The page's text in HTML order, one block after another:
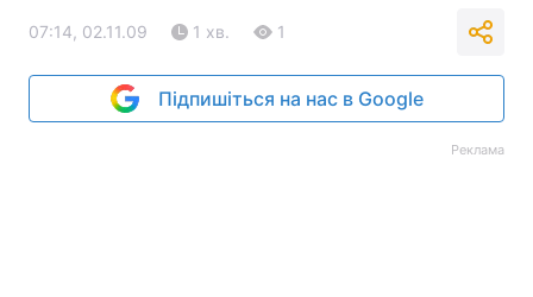
07:14, 02.11.09 1 хв. 1
Підпишіться на нас в Google
Реклама